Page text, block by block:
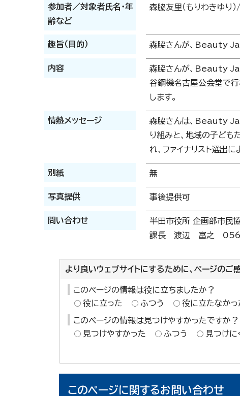
参加者／対象者氏名・年
齢など
森脇友里（もりわきゆり
趣旨（目的） 森脇さんが、Beauty
内容
森脇さんが、Beauty
谷鋼機名古屋公会堂で
します。
情熱メッセージ
森脇さんは、Beauty
り組みと、地域の子ど
れ、ファイナリスト選
別紙 無
写真提供 事後提供可
問い合わせ
半田市役所 企画部市民
課長 渡辺 富之
より良いウェブサイトにするために、ページのご
このページの情報は役に立ちましたか？
役に立った
ふつう 役に立たなかっ
このページの情報は見つけやすかったですか？
見つけやすかった
ふつう 見つけに
このページに関するお問い合わせ